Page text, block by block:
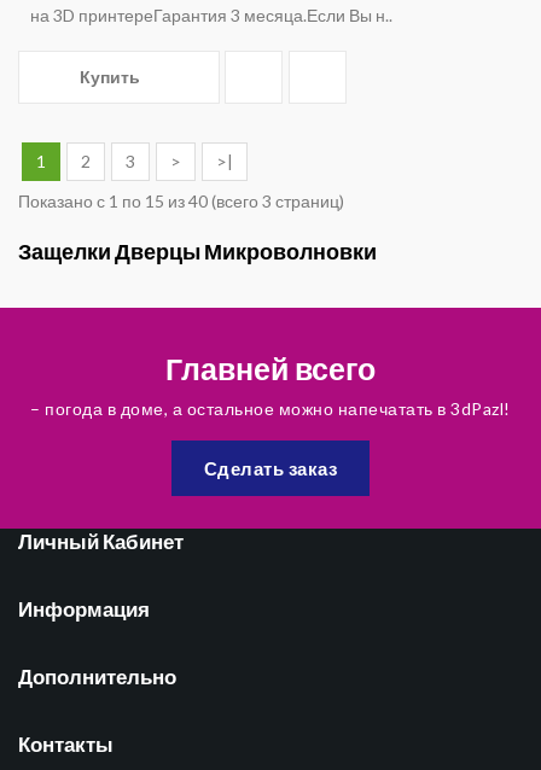
на 3D принтереГарантия 3 месяца.Если Вы н..
Купить
1 2 3 >
>|
Показано с 1 по 15 из 40 (всего 3 страниц)
Защелки Дверцы Микроволновки
Главней всего
– погода в доме, а остальное можно напечатать в 3dPazl!
Сделать заказ
Личный Кабинет
Информация
Дополнительно
Контакты